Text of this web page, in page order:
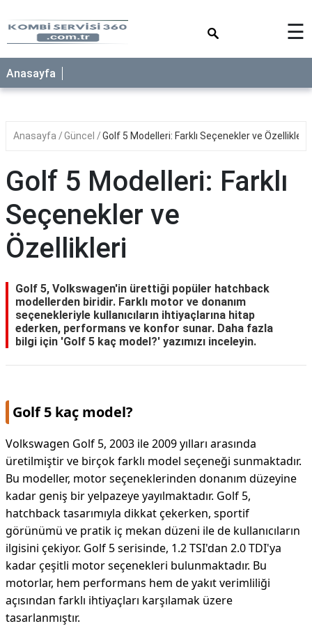
☰
Anasayfa
Anasayfa Güncel Golf 5 Modelleri: Farklı Seçenekler ve Özellikleri
Golf 5 Modelleri: Farklı
Seçenekler ve
Özellikleri
Golf 5, Volkswagen'in ürettiği popüler hatchback
modellerden biridir. Farklı motor ve donanım
seçenekleriyle kullanıcıların ihtiyaçlarına hitap
ederken, performans ve konfor sunar. Daha fazla
bilgi için 'Golf 5 kaç model?' yazımızı inceleyin.
Golf 5 kaç model?
Volkswagen Golf 5, 2003 ile 2009 yılları arasında
üretilmiştir ve birçok farklı model seçeneği sunmaktadır.
Bu modeller, motor seçeneklerinden donanım düzeyine
kadar geniş bir yelpazeye yayılmaktadır. Golf 5,
hatchback tasarımıyla dikkat çekerken, sportif
görünümü ve pratik iç mekan düzeni ile de kullanıcıların
ilgisini çekiyor. Golf 5 serisinde, 1.2 TSI'dan 2.0 TDI'ya
kadar çeşitli motor seçenekleri bulunmaktadır. Bu
motorlar, hem performans hem de yakıt verimliliği
açısından farklı ihtiyaçları karşılamak üzere
tasarlanmıştır.